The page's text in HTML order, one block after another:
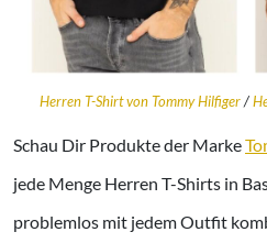
Herren T-Shirt von Tommy Hilfiger/
Schau Dir Produkte der Marke
jede Menge Herren T-Shirts in
problemlos mit jedem Outfit